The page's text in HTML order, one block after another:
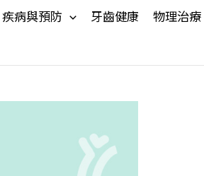
疾病與預防 牙齒健康 物理治療